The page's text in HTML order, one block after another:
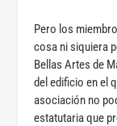
Pero los
cosa ni siquiera
Bellas Artes de
del edificio en el
asociación no
estatutaria que